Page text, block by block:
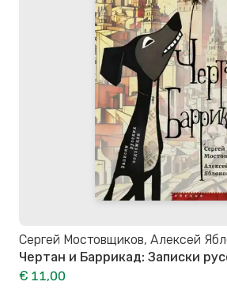
Сергей Мостовщиков, Алексей
Чертан и Баррикад: Записки
€ 11,00